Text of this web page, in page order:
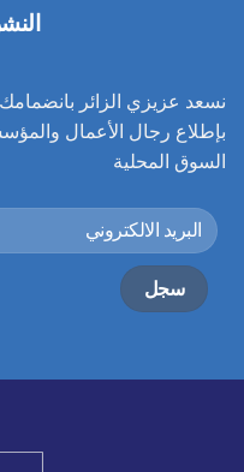
نسعد عزيزي الزائر بانضمامك
بإطلاع رجال الأعمال
السوق المحلية